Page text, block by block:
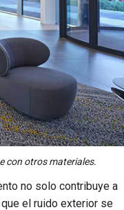
con otros materiales.
no solo contribuye a
el ruido exterior se